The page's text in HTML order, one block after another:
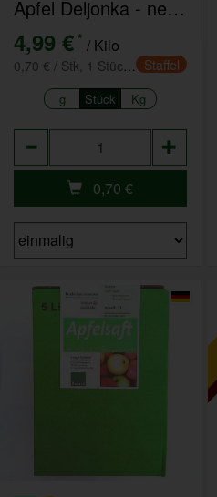
Apfel Deljonka - neue Ernte
4,99 € * / Kilo
Staffel
g Stück Kg
0,70 €